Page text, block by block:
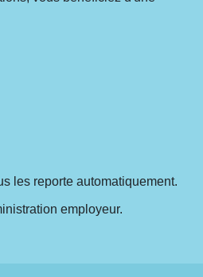
les reporte automatiquement.
employeur.